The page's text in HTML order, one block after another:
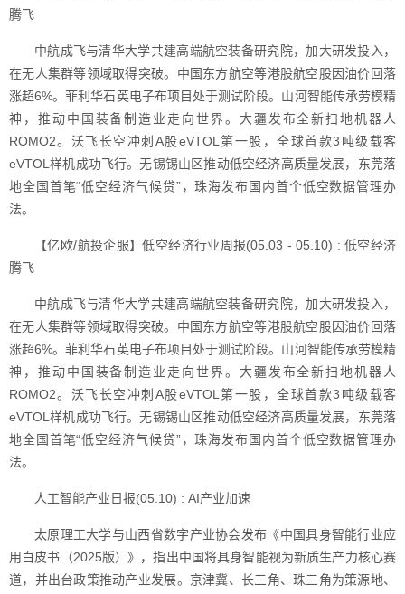
腾飞
中航成飞与清华大学共建高端航空装备研究院，加大研发投入，
在无人集群等领域取得突破。中国东方航空等港股航空股因油价回落
涨超6%。菲利华石英电子布项目处于测试阶段。山河智能传承劳模精
神，推动中国装备制造业走向世界。大疆发布全新扫地机器人
ROMO2。沃飞长空冲刺A股eVTOL第一股，全球首款3吨级载客
eVTOL样机成功飞行。无锡锡山区推动低空经济高质量发展，东莞落
地全国首笔“低空经济气候贷”，珠海发布国内首个低空数据管理办
法。
【亿欧/航投企服】低空经济行业周报(05.03 - 05.10) : 低空经济
腾飞
中航成飞与清华大学共建高端航空装备研究院，加大研发投入，
在无人集群等领域取得突破。中国东方航空等港股航空股因油价回落
涨超6%。菲利华石英电子布项目处于测试阶段。山河智能传承劳模精
神，推动中国装备制造业走向世界。大疆发布全新扫地机器人
ROMO2。沃飞长空冲刺A股eVTOL第一股，全球首款3吨级载客
eVTOL样机成功飞行。无锡锡山区推动低空经济高质量发展，东莞落
地全国首笔“低空经济气候贷”，珠海发布国内首个低空数据管理办
法。
人工智能产业日报(05.10) : AI产业加速
太原理工大学与山西省数字产业协会发布《中国具身智能行业应
用白皮书（2025版）》，指出中国将具身智能视为新质生产力核心赛
道，并出台政策推动产业发展。京津冀、长三角、珠三角为策源地、